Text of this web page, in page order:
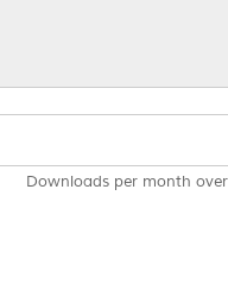
Downloads per month